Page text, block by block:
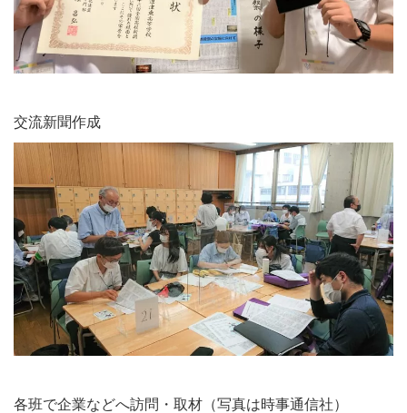
交流新聞作成
各班で企業などへ訪問・取材（写真は時事通信社）